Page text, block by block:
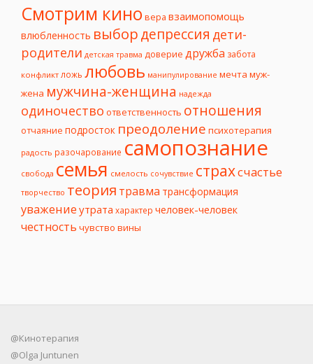
Смотрим кино вера взаимопомощь
влюбленность выбордепрессия дети-
родители детская травма доверие дружба забота
конфликт ложь любовь манипулирование мечта муж-
жена мужчина-женщина надежда
одиночество ответственность отношения
отчаяние подросток преодоление психотерапия
радость разочарование самопознание
свобода семья смелость сочувствие страхсчастье
творчество теория травма трансформация
уважение утрата характер человек-человек
честность чувство вины
@Кинотерапия
@Olga Juntunen